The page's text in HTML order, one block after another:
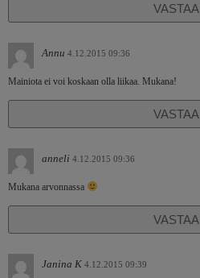
VASTAA
Annu 4.12.2015 09:36
Mainiota ei voi koskaan olla liikaa. Mukana!
VASTAA
anneli 4.12.2015 09:36
Mukana arvonnassa
VASTAA
Janina K 4.12.2015 09:39